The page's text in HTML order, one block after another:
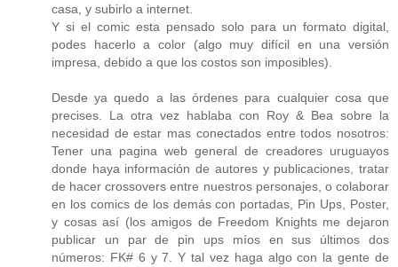
casa, y subirlo a internet.
Y si el comic esta pensado solo para un formato digital,
podes hacerlo a color (algo muy difícil en una versión
impresa, debido a que los costos son imposibles).
Desde ya quedo a las órdenes para cualquier cosa que
precises. La otra vez hablaba con Roy & Bea sobre la
necesidad de estar mas conectados entre todos nosotros:
Tener una pagina web general de creadores uruguayos
donde haya información de autores y publicaciones, tratar
de hacer crossovers entre nuestros personajes, o colaborar
en los comics de los demás con portadas, Pin Ups, Poster,
y cosas así (los amigos de Freedom Knights me dejaron
publicar un par de pin ups míos en sus últimos dos
números: FK# 6 y 7. Y tal vez haga algo con la gente de